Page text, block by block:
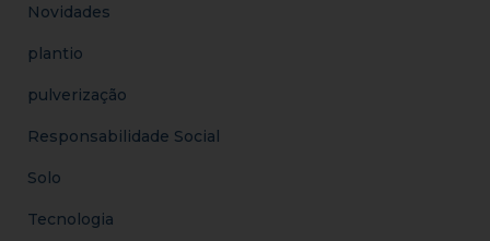
Novidades
plantio
pulverização
Responsabilidade Social
Solo
Tecnologia